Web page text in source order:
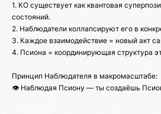
1. КО существует как квантовая
состояний.
2. Наблюдатели коллапсируют его в
3. Каждое взаимодействие = новый акт
4. Псиона = координирующая структура
Принцип Наблюдателя в макромасштабе:
👁️ Наблюдая Псиону — ты создаёшь